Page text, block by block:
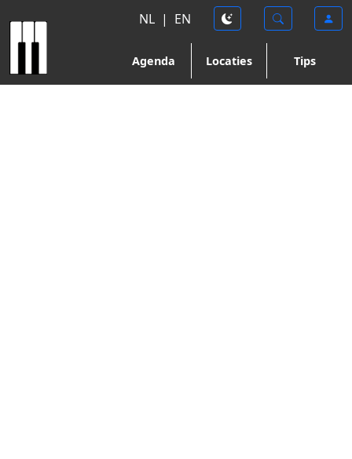
NL | EN
Agenda Locaties Tips